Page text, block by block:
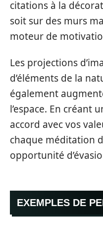
citations à la
soit sur des murs
moteur de
Les projections
d’éléments de la
également
l’espace. En créant
accord avec vos
chaque méditation
opportunité
EXEMPLES DE